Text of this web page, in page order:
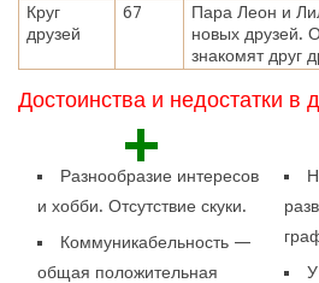
Круг
друзей
67
Пара Леон и
новых друзей.
знакомят друг
Достоинства и недостатки в
+
Разнообразие интересов
и хобби. Отсутствие скуки.
Коммуникабельность —
общая положительная
У